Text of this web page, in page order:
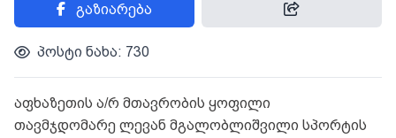
გაზიარება
პოსტი ნახა: 730
აფხაზეთის ა/რ მთავრობის ყოფილი
თავმჯდომარე ლევან მგალობლიშვილი სპორტის